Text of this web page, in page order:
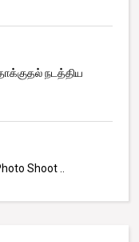
நடத்திய
Shoot ..